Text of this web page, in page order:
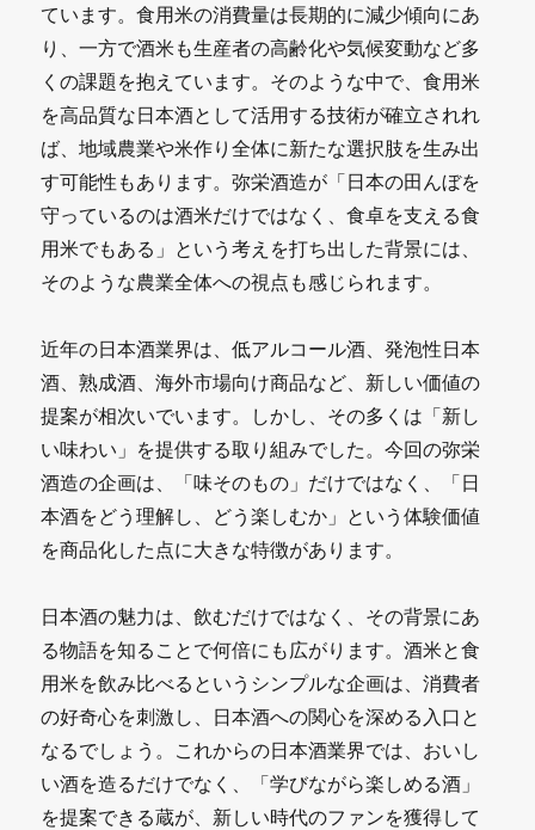
ています。食用米の消費量は長期的に減少傾向にあ
り、一方で酒米も生産者の高齢化や気候変動など多
くの課題を抱えています。そのような中で、食用米
を高品質な日本酒として活用する技術が確立されれ
ば、地域農業や米作り全体に新たな選択肢を生み出
す可能性もあります。弥栄酒造が「日本の田んぼを
守っているのは酒米だけではなく、食卓を支える食
用米でもある」という考えを打ち出した背景には、
そのような農業全体への視点も感じられます。
近年の日本酒業界は、低アルコール酒、発泡性日本
酒、熟成酒、海外市場向け商品など、新しい価値の
提案が相次いでいます。しかし、その多くは「新し
い味わい」を提供する取り組みでした。今回の弥栄
酒造の企画は、「味そのもの」だけではなく、「日
本酒をどう理解し、どう楽しむか」という体験価値
を商品化した点に大きな特徴があります。
日本酒の魅力は、飲むだけではなく、その背景にあ
る物語を知ることで何倍にも広がります。酒米と食
用米を飲み比べるというシンプルな企画は、消費者
の好奇心を刺激し、日本酒への関心を深める入口と
なるでしょう。これからの日本酒業界では、おいし
い酒を造るだけでなく、「学びながら楽しめる酒」
を提案できる蔵が、新しい時代のファンを獲得して